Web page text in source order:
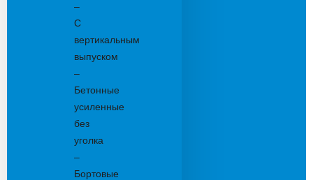
–
С
вертикальным
выпуском
–
Бетонные
усиленные
без
уголка
–
Бортовые